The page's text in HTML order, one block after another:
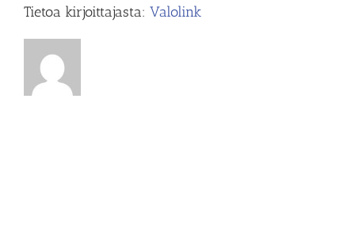
Tietoa kirjoittajasta: Valolink